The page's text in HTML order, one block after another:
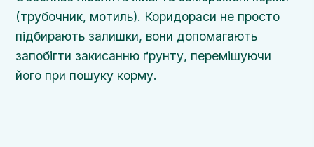
(трубочник, мотиль). Коридораси не просто
підбирають залишки, вони допомагають
запобігти закисанню ґрунту, перемішуючи
його при пошуку корму.